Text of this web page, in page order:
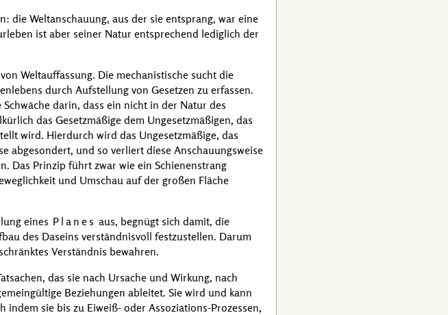
die Weltanschauung, aus der sie entsprang, war eine
ist aber seiner Natur entsprechend lediglich der
Weltauffassung. Die mechanistische sucht die
durch Aufstellung von Gesetzen zu erfassen.
Schwäche darin, dass ein nicht in der Natur des
das Gesetzmäßige dem Ungesetzmäßigen, das
wird. Hierdurch wird das Ungesetzmäßige, das
abgesondert, und so verliert diese Anschauungsweise
Das Prinzip führt zwar wie ein Schienenstrang
und Umschau auf der großen Fläche
eines Planes aus, begnügt sich damit, die
des Daseins verständnisvoll festzustellen. Darum
Verständnis bewahren.
das sie nach Ursache und Wirkung, nach
Beziehungen ableitet. Sie wird und kann
indem sie bis zu Eiweiß- oder Assoziations-Prozessen,